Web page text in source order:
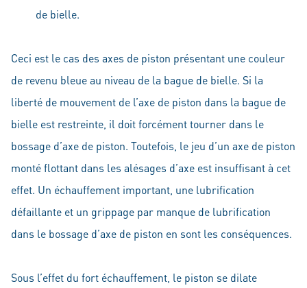
de bielle.
Ceci est le cas des axes de piston présentant une couleur
de revenu bleue au niveau de la bague de bielle. Si la
liberté de mouvement de l’axe de piston dans la bague de
bielle est restreinte, il doit forcément tourner dans le
bossage d’axe de piston. Toutefois, le jeu d’un axe de piston
monté flottant dans les alésages d’axe est insuffisant à cet
effet. Un échauffement important, une lubrification
défaillante et un grippage par manque de lubrification
dans le bossage d’axe de piston en sont les conséquences.
Sous l’effet du fort échauffement, le piston se dilate